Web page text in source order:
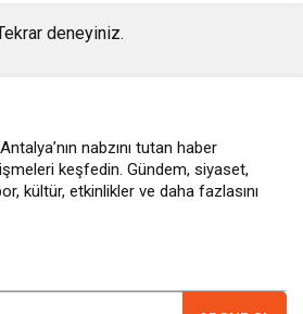
deneyiniz.
nabzını tutan haber
keşfedin. Gündem, siyaset,
kültür, etkinlikler ve daha fazlasını